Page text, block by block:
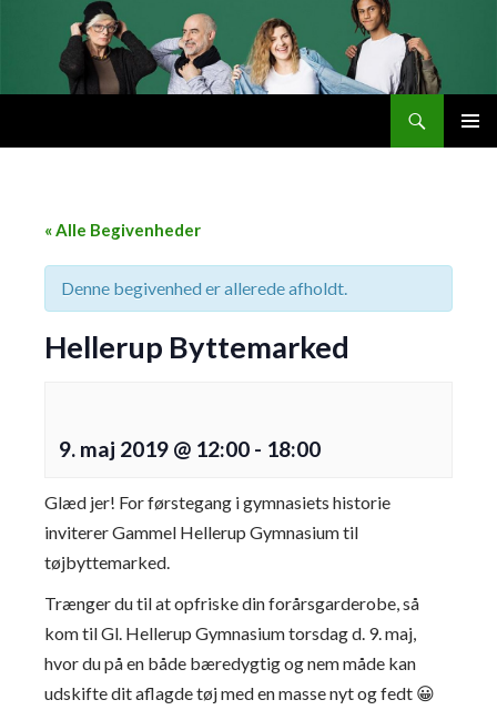
« Alle Begivenheder
Denne begivenhed er allerede afholdt.
Hellerup Byttemarked
9. maj 2019 @ 12:00 - 18:00
Glæd jer! For førstegang i gymnasiets historie
inviterer Gammel Hellerup Gymnasium til
tøjbyttemarked.
Trænger du til at opfriske din forårsgarderobe, så
kom til Gl. Hellerup Gymnasium torsdag d. 9. maj,
hvor du på en både bæredygtig og nem måde kan
udskifte dit aflagde tøj med en masse nyt og fedt 😀